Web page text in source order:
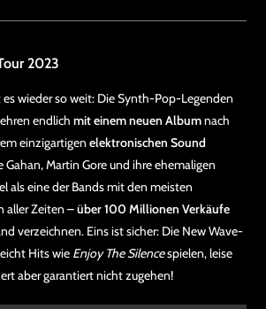
2023
es wieder so weit: Die Synth-Pop-Legenden
endlich mit einem neuen Albumnach
einzigartigen elektronischen Sound
Martin Gore und ihre ehemaligen
als eine der Bands mit den meisten
aller Zeiten –über 100 Millionen Verkäufe
verzeichnen. Eins ist sicher: Die New Wave-
Hits wie Enjoy The Silencespielen, leise
aber garantiert nicht zugehen!